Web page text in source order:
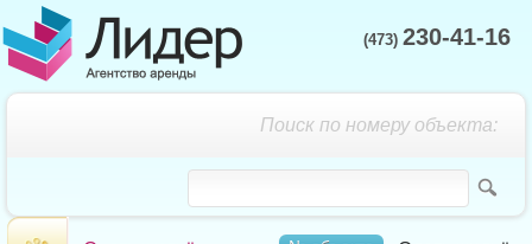
(473) 230-41-16
Поиск по номеру объекта: